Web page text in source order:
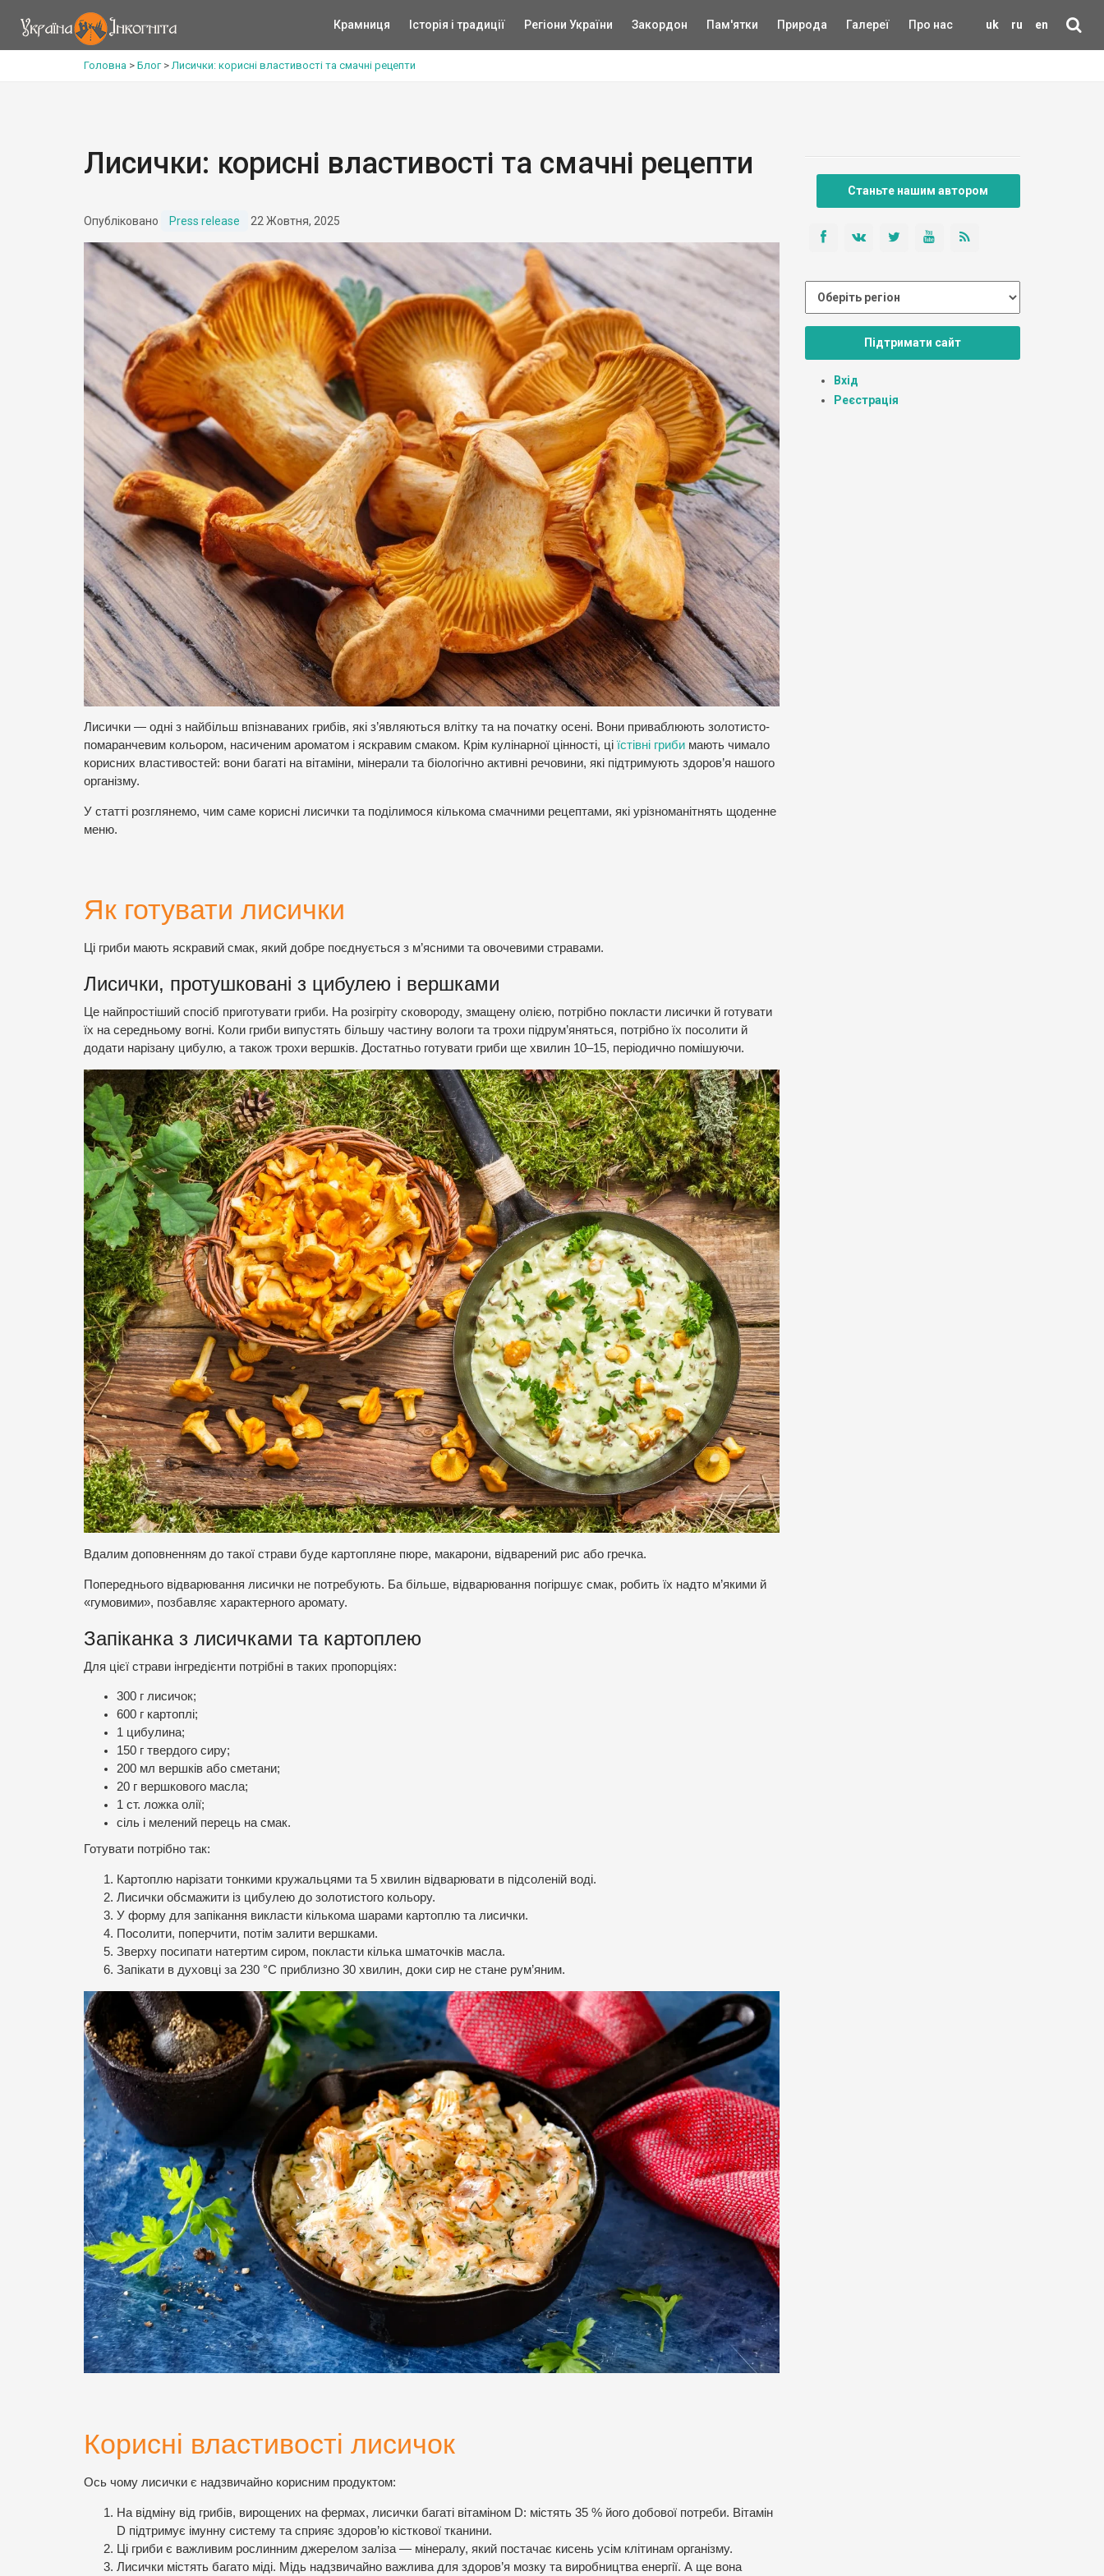
uk ru en
Крамниця Історія і традиції Регіони України Закордон Пам'ятки Природа Галереї Про нас
Головна > Блог>Лисички: корисні властивості та смачні рецепти
Лисички: корисні властивості та смачні рецепти
Опубліковано Press release 22 Жовтня, 2025
Лисички — одні з найбільш впізнаваних грибів, які з’являються влітку та на початку осені. Вони приваблюють золотисто-
помаранчевим кольором, насиченим ароматом і яскравим смаком. Крім кулінарної цінності, ці їстівні гриби мають чимало
корисних властивостей: вони багаті на вітаміни, мінерали та біологічно активні речовини, які підтримують здоров’я нашого
організму.
У статті розглянемо, чим саме корисні лисички та поділимося кількома смачними рецептами, які урізноманітнять щоденне
меню.
Як готувати лисички
Ці гриби мають яскравий смак, який добре поєднується з м’ясними та овочевими стравами.
Лисички, протушковані з цибулею і вершками
Це найпростіший спосіб приготувати гриби. На розігріту сковороду, змащену олією, потрібно покласти лисички й готувати
їх на середньому вогні. Коли гриби випустять більшу частину вологи та трохи підрум’яняться, потрібно їх посолити й
додати нарізану цибулю, а також трохи вершків. Достатньо готувати гриби ще хвилин 10–15, періодично помішуючи.
Вдалим доповненням до такої страви буде картопляне пюре, макарони, відварений рис або гречка.
Попереднього відварювання лисички не потребують. Ба більше, відварювання погіршує смак, робить їх надто м’якими й
«гумовими», позбавляє характерного аромату.
Запіканка з лисичками та картоплею
Для цієї страви інгредієнти потрібні в таких пропорціях:
300 г лисичок;
600 г картоплі;
1 цибулина;
150 г твердого сиру;
200 мл вершків або сметани;
20 г вершкового масла;
1 ст. ложка олії;
сіль і мелений перець на смак.
Готувати потрібно так:
Картоплю нарізати тонкими кружальцями та 5 хвилин відварювати в підсоленій воді.
Лисички обсмажити із цибулею до золотистого кольору.
У форму для запікання викласти кількома шарами картоплю та лисички.
Посолити, поперчити, потім залити вершками.
Зверху посипати натертим сиром, покласти кілька шматочків масла.
Запікати в духовці за 230 °C приблизно 30 хвилин, доки сир не стане рум’яним.
Корисні властивості лисичок
Ось чому лисички є надзвичайно корисним продуктом:
На відміну від грибів, вирощених на фермах, лисички багаті вітаміном D: містять 35 % його добової потреби. Вітамін
D підтримує імунну систему та сприяє здоров’ю кісткової тканини.
Ці гриби є важливим рослинним джерелом заліза — мінералу, який постачає кисень усім клітинам організму.
Лисички містять багато міді. Мідь надзвичайно важлива для здоров’я мозку та виробництва енергії. А ще вона
Станьте нашим автором
Підтримати сайт
Вхід
Реєстрація